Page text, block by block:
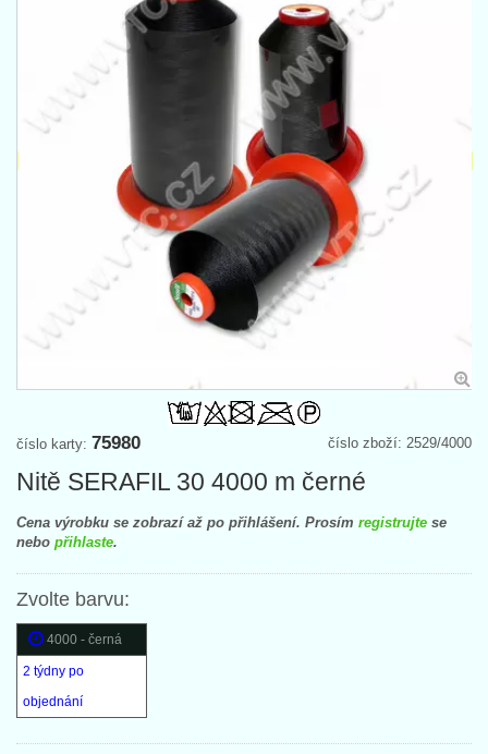
číslo zboží: 2529/4000
číslo karty: 75980
Nitě SERAFIL 30 4000 m černé
Cena výrobku se zobrazí až po přihlášení. Prosím registrujte se
nebo přihlaste.
Zvolte barvu:
4000 - černá
2 týdny po
objednání